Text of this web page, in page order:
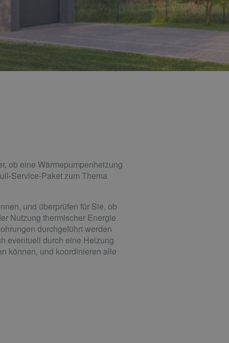
ob eine Wärmepumpenheizung
Service-Paket zum Thema
und überprüfen für Sie, ob
Nutzung thermischer Energie
durchgeführt werden
eventuell durch eine Heizung
können, und koordinieren alle